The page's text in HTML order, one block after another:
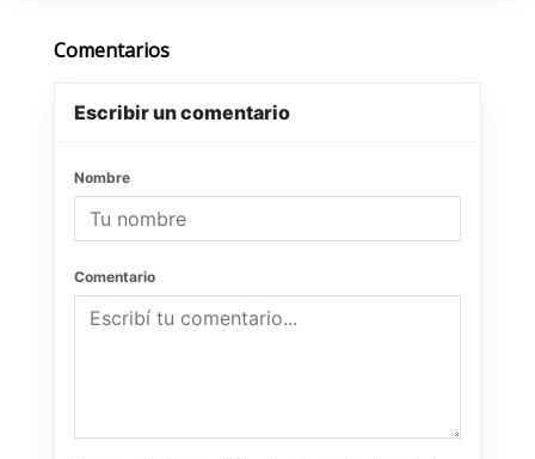
Comentarios
Escribir un comentario
Nombre
Comentario